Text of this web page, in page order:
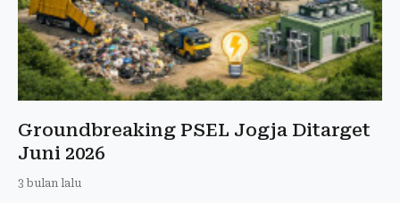
Groundbreaking PSEL Jogja Ditarget
Juni 2026
3 bulan lalu